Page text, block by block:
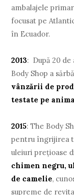
ambalajele
focusat pe
în Ecuador.
2013: După 20
Body Shop a
vânzării de
testate pe
2015: The Body
pentru îngrijirea
uleiuri preţioase
chimen negru,
de camelie,
supreme de